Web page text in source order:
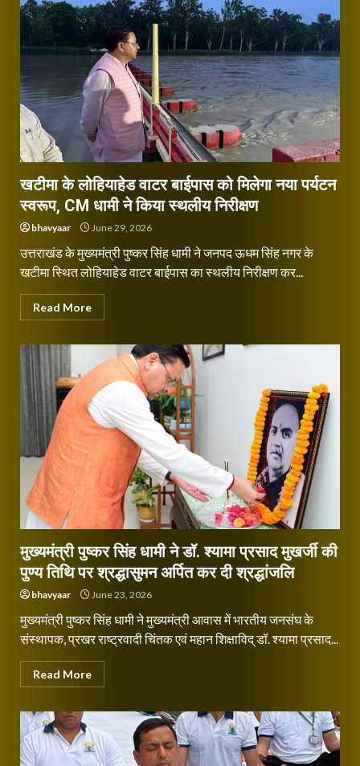
खटीमा के लोहियाहेड वाटर बाईपास को मिलेगा नया पर्यटन
स्वरूप, CM धामी ने किया स्थलीय निरीक्षण
bhavyaar June 29, 2026
उत्तराखंड के मुख्यमंत्री पुष्कर सिंह धामी ने जनपद ऊधम सिंह नगर के
खटीमा स्थित लोहियाहेड वाटर बाईपास का स्थलीय निरीक्षण कर...
Read More
मुख्यमंत्री पुष्कर सिंह धामी ने डॉ. श्यामा प्रसाद मुखर्जी की
पुण्य तिथि पर श्रद्धासुमन अर्पित कर दी श्रद्धांजलि
bhavyaar June 23, 2026
मुख्यमंत्री पुष्कर सिंह धामी ने मुख्यमंत्री आवास में भारतीय जनसंघ के
संस्थापक, प्रखर राष्ट्रवादी चिंतक एवं महान शिक्षाविद् डॉ. श्यामा प्रसाद...
Read More